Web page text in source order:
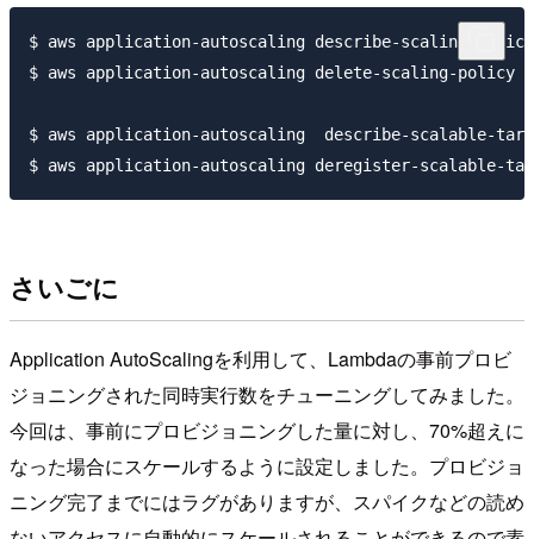
$ aws application-autoscaling describe-scaling-
$ aws application-autoscaling delete-scaling-policy
$ aws application-autoscaling  describe-scalable-
さいごに
Application AutoScalingを利用して、Lambdaの事前プロビ
ジョニングされた同時実行数をチューニングしてみました。
今回は、事前にプロビジョニングした量に対し、70%超えに
なった場合にスケールするように設定しました。プロビジョ
ニング完了までにはラグがありますが、スパイクなどの読め